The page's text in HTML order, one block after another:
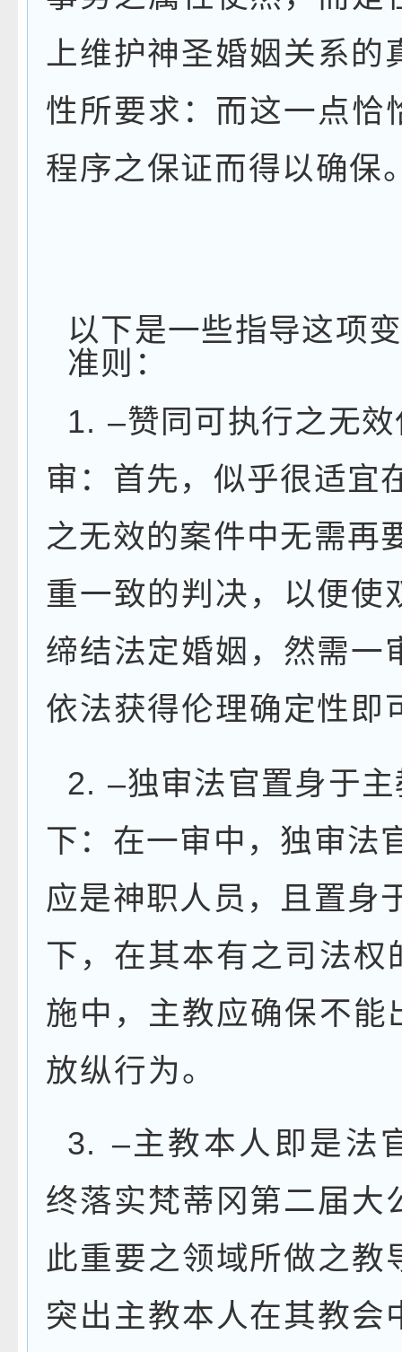
上维护神圣婚姻关系的
性所要求：而这一点恰
程序之保证而得以确保
以下是一些指导这项
准则：
1. –赞同可执行之无
审：首先，似乎很适宜
之无效的案件中无需再
重一致的判决，以便使
缔结法定婚姻，然需一
依法获得伦理确定性即
2. –独审法官置身于
下：在一审中，独审法
应是神职人员，且置身
下，在其本有之司法权
施中，主教应确保不能
放纵行为。
3. –主教本人即是法
终落实梵蒂冈第二届大
此重要之领域所做之教
突出主教本人在其教会